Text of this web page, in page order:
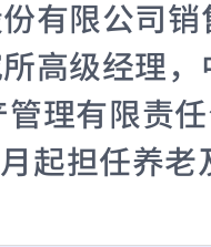
有限公司
高级经理
理有限责
起担任养